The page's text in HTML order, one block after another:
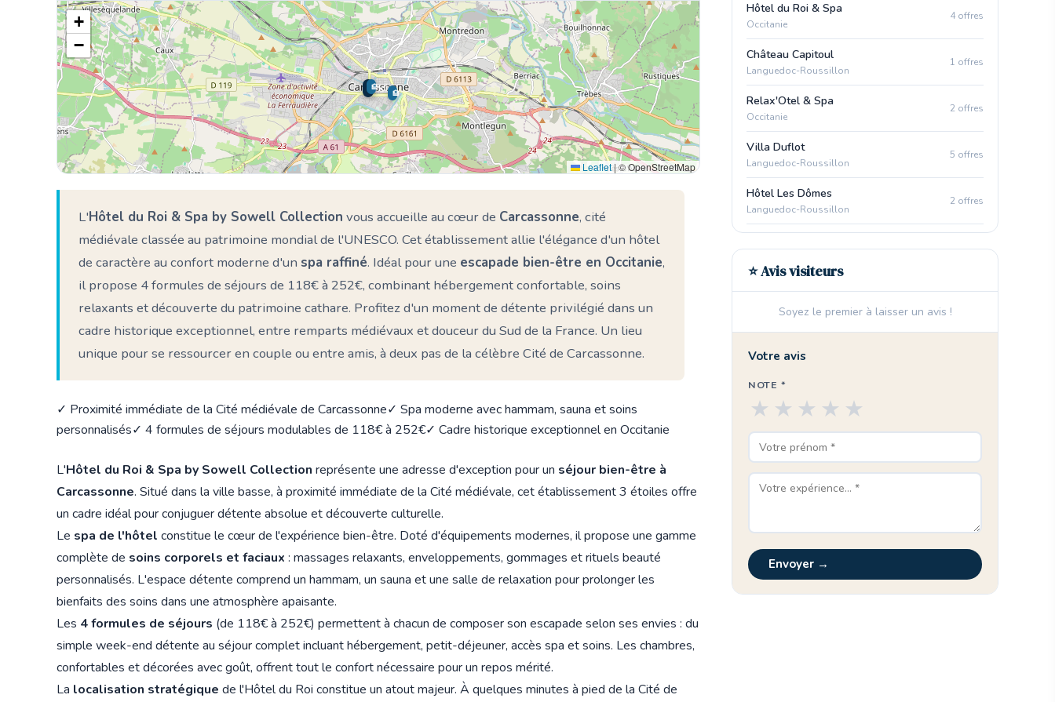
🌊 Ici
🏨
🏨
+
−
Leaflet|© OpenStreetMap
L'Hôtel du Roi & Spa by Sowell Collection vous accueille au cœur de Carcassonne, cité
médiévale classée au patrimoine mondial de l'UNESCO. Cet établissement allie l'élégance d'un hôtel
de caractère au confort moderne d'un spa raffiné. Idéal pour une escapade bien-être en Occitanie,
il propose 4 formules de séjours de 118€ à 252€, combinant hébergement confortable, soins
relaxants et découverte du patrimoine cathare. Profitez d'un moment de détente privilégié dans un
cadre historique exceptionnel, entre remparts médiévaux et douceur du Sud de la France. Un lieu
unique pour se ressourcer en couple ou entre amis, à deux pas de la célèbre Cité de Carcassonne.
✓ Proximité immédiate de la Cité médiévale de Carcassonne✓ Spa moderne avec hammam, sauna et soins
personnalisés✓ 4 formules de séjours modulables de 118€ à 252€✓ Cadre historique exceptionnel en Occitanie
L'Hôtel du Roi & Spa by Sowell Collection représente une adresse d'exception pour un séjour bien-être à
Carcassonne. Situé dans la ville basse, à proximité immédiate de la Cité médiévale, cet établissement 3 étoiles offre
un cadre idéal pour conjuguer détente absolue et découverte culturelle.
Le spa de l'hôtel constitue le cœur de l'expérience bien-être. Doté d'équipements modernes, il propose une gamme
complète de soins corporels et faciaux : massages relaxants, enveloppements, gommages et rituels beauté
personnalisés. L'espace détente comprend un hammam, un sauna et une salle de relaxation pour prolonger les
bienfaits des soins dans une atmosphère apaisante.
Les 4 formules de séjours (de 118€ à 252€) permettent à chacun de composer son escapade selon ses envies : du
simple week-end détente au séjour complet incluant hébergement, petit-déjeuner, accès spa et soins. Les chambres,
confortables et décorées avec goût, offrent tout le confort nécessaire pour un repos mérité.
La localisation stratégique de l'Hôtel du Roi constitue un atout majeur. À quelques minutes à pied de la Cité de
Hôtel du Roi & Spa
Occitanie
4 offres
Château Capitoul
Languedoc-Roussillon
1 offres
Relax'Otel & Spa
Occitanie
2 offres
Villa Duflot
Languedoc-Roussillon
5 offres
Hôtel Les Dômes
Languedoc-Roussillon
2 offres
⭐ Avis visiteurs
Soyez le premier à laisser un avis !
Votre avis
NOTE *
★
★
★
★
★
Envoyer →